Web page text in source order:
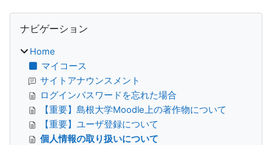
ブロック
ナビゲーション
Home
マイコース
サイトアナウンスメント
ログインパスワードを忘れた場合
【重要】島根大学Moodle上の著作物について
【重要】ユーザ登録について
個人情報の取り扱いについて